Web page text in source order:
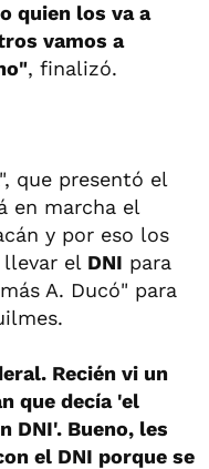
quien los va a
vamos a
, finalizó.
que presentó el
en marcha el
y por eso los
llevar el DNI para
A. Ducó" para
Recién vi un
que decía 'el
DNI'. Bueno, les
el DNI porque se